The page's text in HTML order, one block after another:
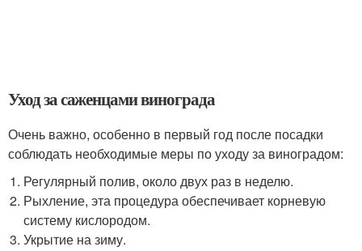
Уход за саженцами винограда
Очень важно, особенно в первый год после посадки
соблюдать необходимые меры по уходу за виноградом:
Регулярный полив, около двух раз в неделю.
Рыхление, эта процедура обеспечивает корневую
систему кислородом.
Укрытие на зиму.